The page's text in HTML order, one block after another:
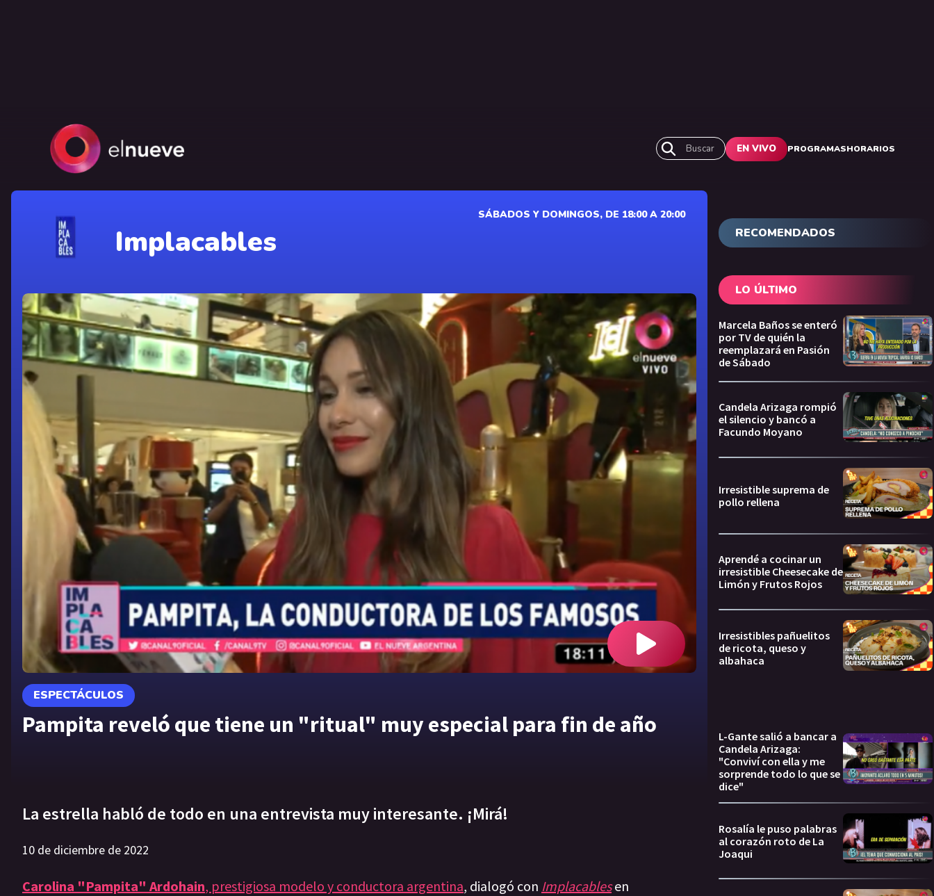
Buscar EN VIVO PROGRAMASHORARIOS
Implacables
SÁBADOS Y DOMINGOS, DE 18:00 A 20:00
ESPECTÁCULOS
Pampita reveló que tiene un "ritual" muy especial para fin de año
La estrella habló de todo en una entrevista muy interesante. ¡Mirá!
10 de diciembre de 2022
Carolina "Pampita" Ardohain, prestigiosa modelo y conductora argentina, dialogó con Implacablesen
RECOMENDADOS
LO ÚLTIMO
Marcela Baños se enteró
por TV de quién la
reemplazará en Pasión
de Sábado
Candela Arizaga rompió
el silencio y bancó a
Facundo Moyano
Irresistible suprema de
pollo rellena
Aprendé a cocinar un
irresistible Cheesecake de
Limón y Frutos Rojos
Irresistibles pañuelitos
de ricota, queso y
albahaca
L-Gante salió a bancar a
Candela Arizaga:
"Conviví con ella y me
sorprende todo lo que se
dice"
Rosalía le puso palabras
al corazón roto de La
Joaqui